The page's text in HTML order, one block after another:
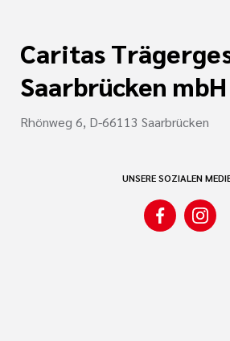
Caritas
Saarbrücken
Rhönweg 6, D-66113 Saarbrücken
UNSERE SOZIALEN